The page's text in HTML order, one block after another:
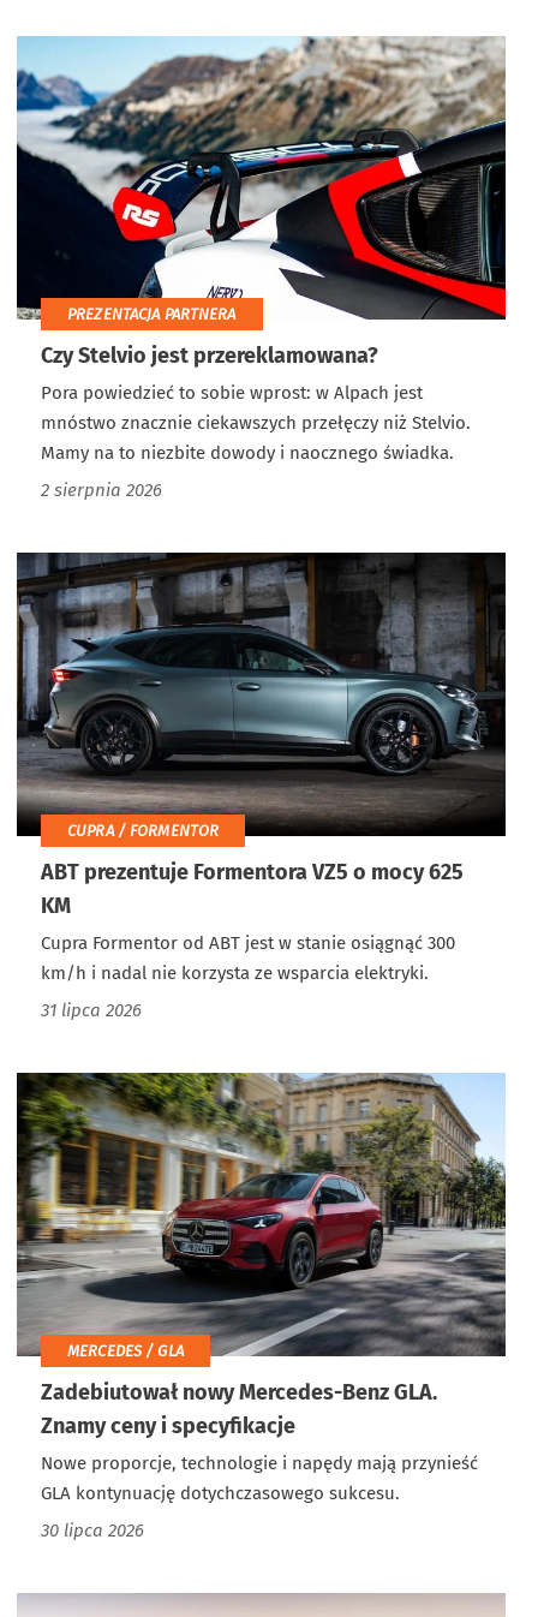
PREZENTACJA PARTNERA
Czy Stelvio jest przereklamowana?
Pora powiedzieć to sobie wprost: w Alpach jest
mnóstwo znacznie ciekawszych przełęczy niż Stelvio.
Mamy na to niezbite dowody i naocznego świadka.
2 sierpnia 2026
CUPRA / FORMENTOR
ABT prezentuje Formentora VZ5 o mocy 625
KM
Cupra Formentor od ABT jest w stanie osiągnąć 300
km/h i nadal nie korzysta ze wsparcia elektryki.
31 lipca 2026
MERCEDES / GLA
Zadebiutował nowy Mercedes-Benz GLA.
Znamy ceny i specyfikacje
Nowe proporcje, technologie i napędy mają przynieść
GLA kontynuację dotychczasowego sukcesu.
30 lipca 2026